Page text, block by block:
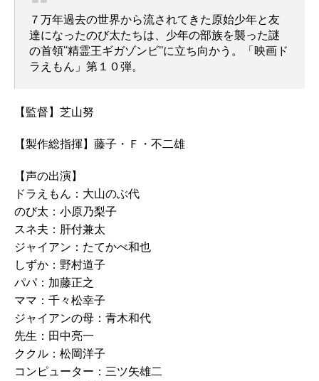
７万年過去の世界から流されてきた原始少年と友
達になったのび太たちは、少年の部族を襲った謎
の首領“精霊王ギガゾンビ”に立ち向かう。「映画ド
ラえもん」第１０弾。
【監督】芝山努
【製作総指揮】藤子・Ｆ・不二雄
【声の出演】
ドラえもん：大山のぶ代
のび太：小原乃梨子
スネ夫：肝付兼太
ジャイアン：たてかべ和也
しずか：野村道子
パパ：加藤正之
ママ：千々松幸子
ジャイアンの母：青木和代
先生：田中亮一
ククル：松岡洋子
コンピューター：三ツ矢雄二